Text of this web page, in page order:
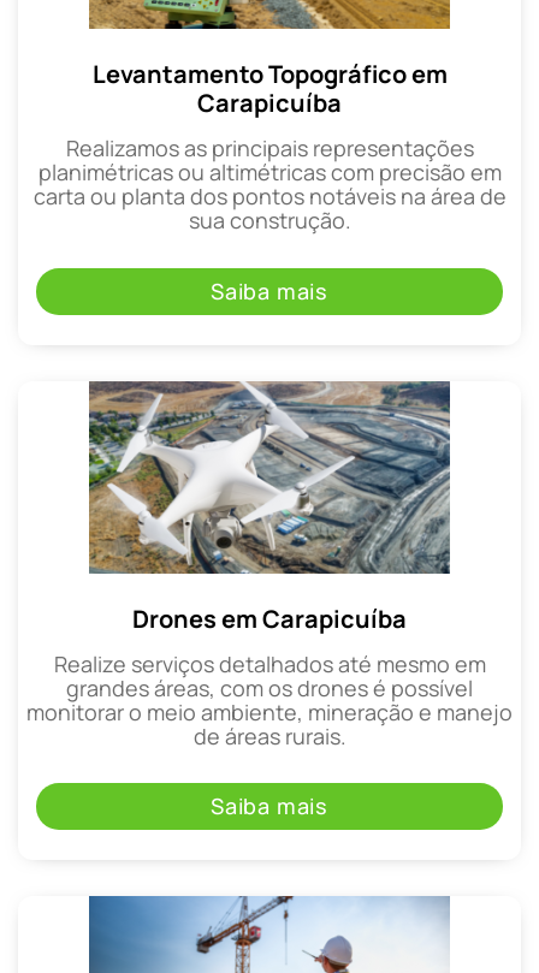
Levantamento Topográfico em
Carapicuíba
Realizamos as principais representações
planimétricas ou altimétricas com precisão em
carta ou planta dos pontos notáveis na área de
sua construção.
Saiba mais
Drones em Carapicuíba
Realize serviços detalhados até mesmo em
grandes áreas, com os drones é possível
monitorar o meio ambiente, mineração e manejo
de áreas rurais.
Saiba mais